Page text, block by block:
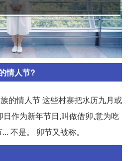
情人节?
的情人节 这些村寨把水历九月或
作为新年节日,叫做借卯,意为吃
不是。 卯节又被称。